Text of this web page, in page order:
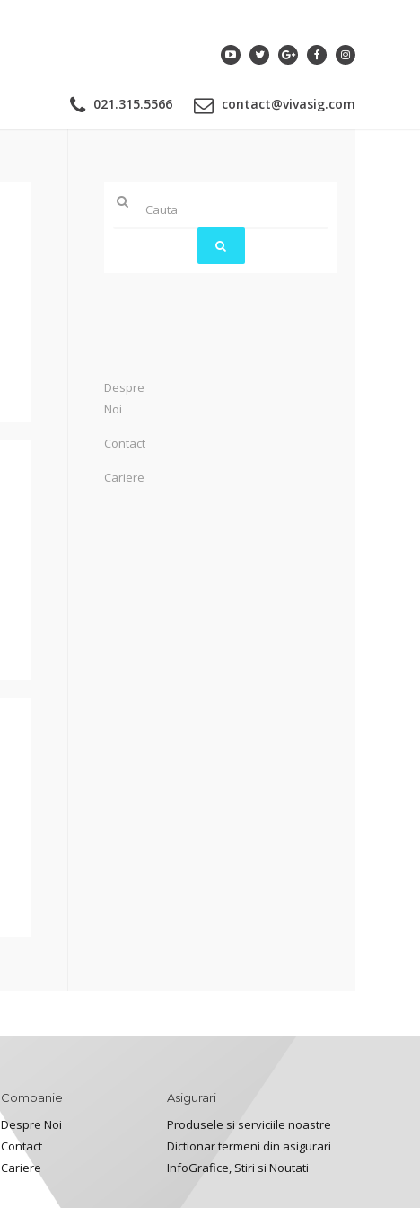
021.315.5566 contact@vivasig.com
Despre
Noi
Contact
Cariere
Companie
Despre Noi
Contact
Cariere
Asigurari
Produsele si serviciile noastre
Dictionar termeni din asigurari
InfoGrafice, Stiri si Noutati